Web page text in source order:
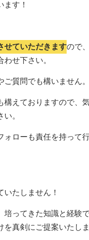
ます！
せていただきますので
わせ下さい。
ご質問でも構いません。
構えておりますので、
。
ォローも責任を持って
たしません！
培ってきた知識と経験
真剣にご提案いたしま